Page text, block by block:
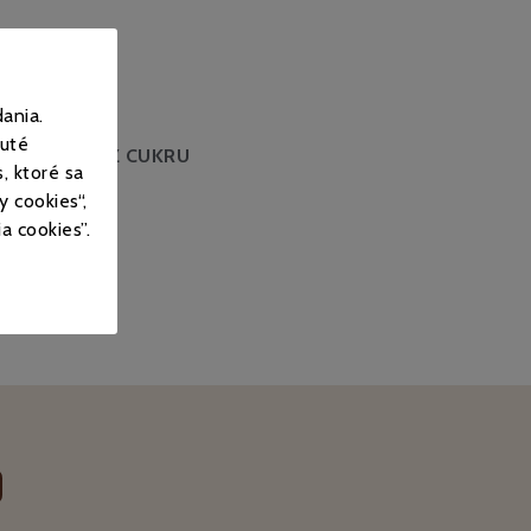
BEZ CUKRU
ktoré sa
cookies”.